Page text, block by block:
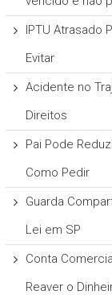
IPTU Atrasado
Evitar
Acidente no
Direitos
Pai Pode
Como Pedir
Guarda
Lei em SP
Conta
Reaver o